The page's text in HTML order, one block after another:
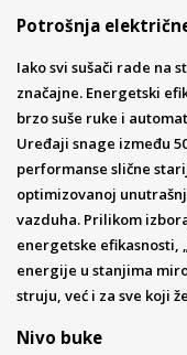
Potrošnja
Iako svi sušači rade na
značajne. Energetski
brzo suše ruke i
Uređaji snage između
performanse slične
optimizovanoj
vazduha. Prilikom
energetske efikasnosti,
energije u stanjima
struju, već i za sve koji
Nivo buke